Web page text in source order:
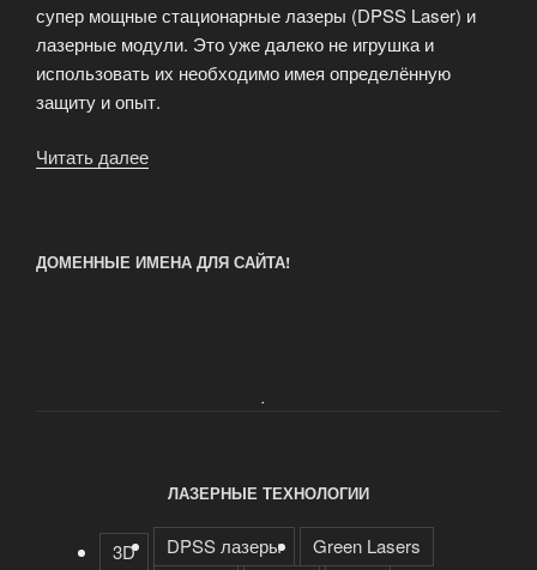
супер мощные стационарные лазеры (DPSS Laser) и
лазерные модули. Это уже далеко не игрушка и
использовать их необходимо имея определённую
защиту и опыт.
Читать далее
модули»
ДОМЕННЫЕ ИМЕНА ДЛЯ САЙТА!
.
ЛАЗЕРНЫЕ ТЕХНОЛОГИИ
3D DPSS лазеры
Green Lasers